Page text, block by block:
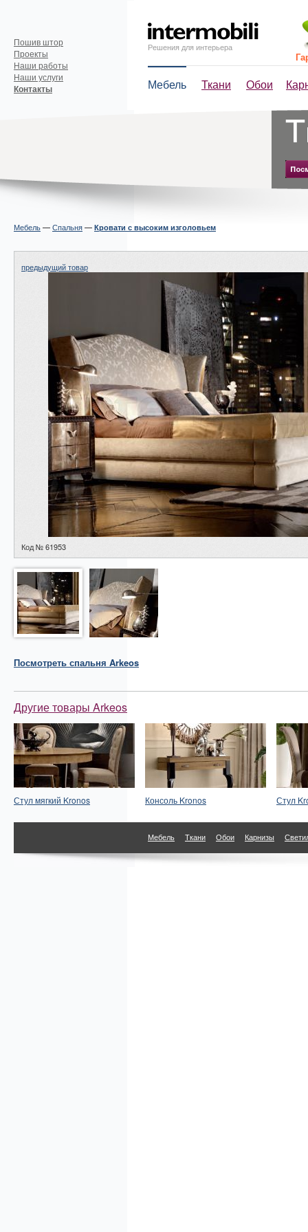
Решения для интерьера
Мебель Ткани Обои
Пошив штор
Проекты
Наши работы
Наши услуги
Контакты
Мебель—Спальня— Кровати с высоким изголовьем
предыдущий товар
Код № 61953
Посмотреть спальня Arkeos
Другие товары Arkeos
Стул мягкий Kronos Консоль Kronos Стул
Мебель Ткани Обои Карнизы